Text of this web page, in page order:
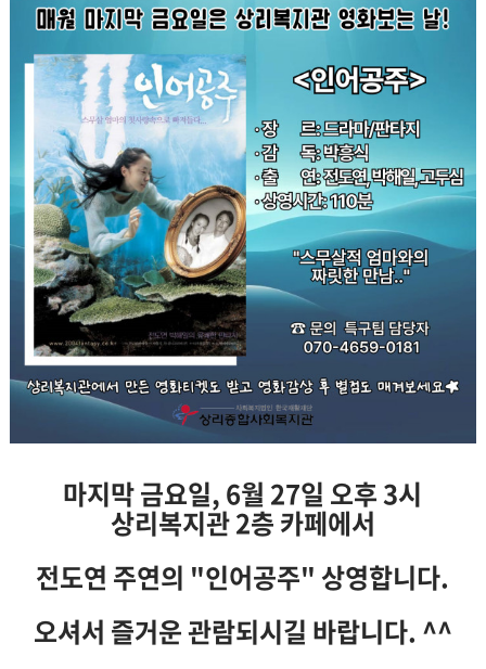
마지막 금요일, 6월 27일 오후 3시
상리복지관 2층 카페에서
전도연 주연의 "인어공주" 상영합니다.
오셔서 즐거운 관람되시길 바랍니다. ^^